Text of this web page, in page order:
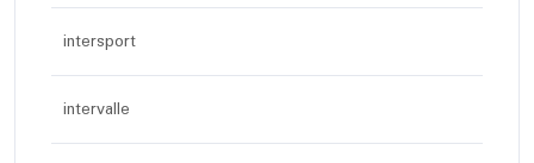
intersport
intervalle